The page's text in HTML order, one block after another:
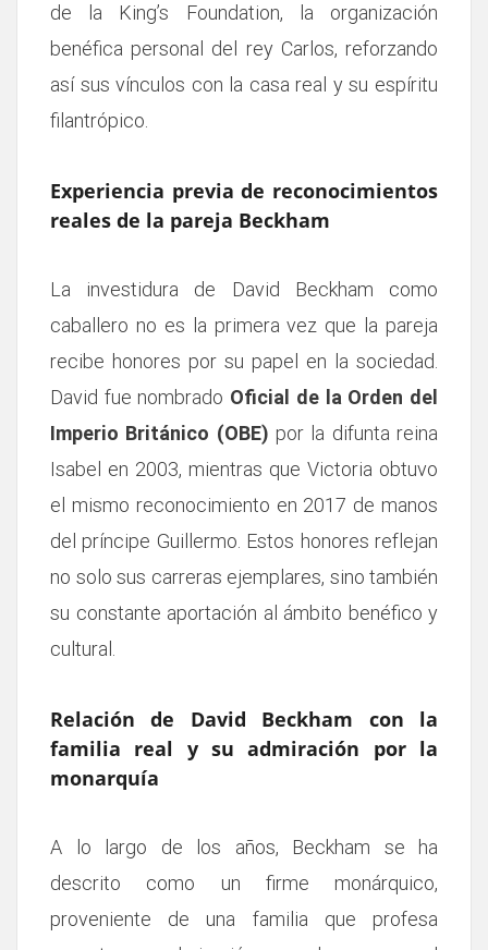
de la King’s Foundation, la organización
benéfica personal del rey Carlos, reforzando
así sus vínculos con la casa real y su espíritu
filantrópico.
Experiencia previa de reconocimientos
reales de la pareja Beckham
La investidura de David Beckham como
caballero no es la primera vez que la pareja
recibe honores por su papel en la sociedad.
David fue nombrado Oficial de la Orden del
Imperio Británico (OBE) por la difunta reina
Isabel en 2003, mientras que Victoria obtuvo
el mismo reconocimiento en 2017 de manos
del príncipe Guillermo. Estos honores reflejan
no solo sus carreras ejemplares, sino también
su constante aportación al ámbito benéfico y
cultural.
Relación de David Beckham con la
familia real y su admiración por la
monarquía
A lo largo de los años, Beckham se ha
descrito como un firme monárquico,
proveniente de una familia que profesa